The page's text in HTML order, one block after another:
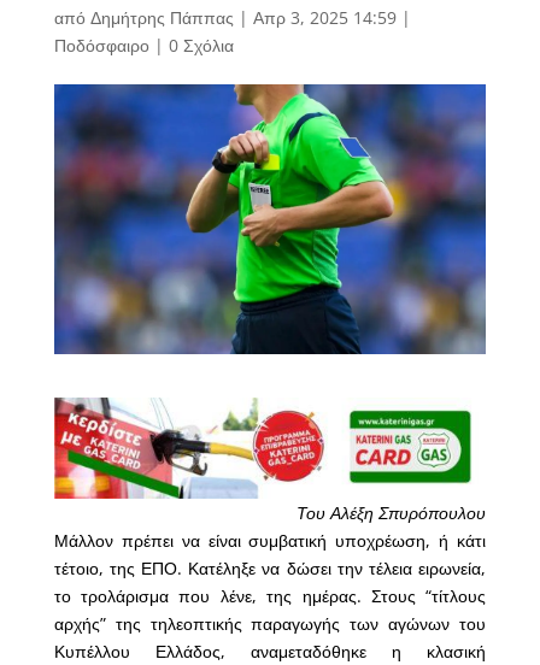
από Δημήτρης Πάππας | Απρ 3, 2025 14:59|
Ποδόσφαιρο| 0 Σχόλια
Του Αλέξη Σπυρόπουλου
Μάλλον πρέπει να είναι συμβατική υποχρέωση, ή κάτι
τέτοιο, της ΕΠΟ. Κατέληξε να δώσει την τέλεια ειρωνεία,
το τρολάρισμα που λένε, της ημέρας. Στους “τίτλους
αρχής” της τηλεοπτικής παραγωγής των αγώνων του
Κυπέλλου Ελλάδος, αναμεταδόθηκε η κλασική